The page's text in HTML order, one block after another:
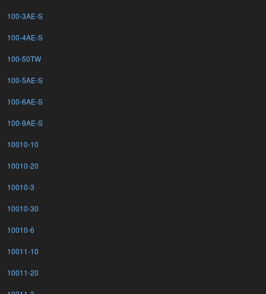
100-3AE-S
100-4AE-S
100-50TW
100-5AE-S
100-6AE-S
100-9AE-S
10010-10
10010-20
10010-3
10010-30
10010-6
10011-10
10011-20